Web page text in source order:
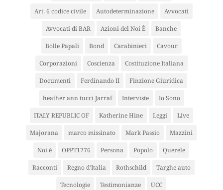
Art. 6 codice civile Autodeterminazione Avvocati
Avvocati di BAR Azioni del Noi È Banche
Bolle Papali Bond Carabinieri Cavour
Corporazioni Coscienza Costituzione Italiana
Documenti Ferdinando II Finzione Giuridica
heather ann tucci Jarraf Interviste Io Sono
ITALY REPUBLIC OF Katherine Hine Leggi Live
Majorana marco missinato Mark Passio Mazzini
Noi è OPPT1776 Persona Popolo Querele
Racconti Regno d'Italia Rothschild Targhe auto
Tecnologie Testimonianze UCC